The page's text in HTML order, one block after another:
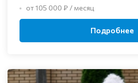
от 105 000 ₽ / месяц
Подробнее